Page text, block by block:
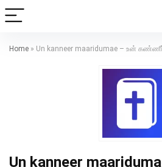
Home » Un kanneer maaridumae – உன் கண்ணீர்
Un kanneer